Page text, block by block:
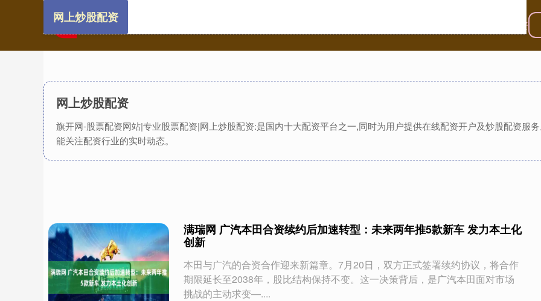
专业股票配资
网上炒股配资
旗开网-股票配资网站|专业股票配资|网上炒股配资:是国内十大配资平台之一,同时为用户提供在线配资开户及炒股配资服
能关注配资行业的实时动态。
网上炒股配资
满瑞网 广汽本田合资续约后加速转型：未来两年推5款新车 发力本土化
创新
本田与广汽的合资合作迎来新篇章。7月20日，双方正式签署续约协议，将合作
期限延长至2038年，股比结构保持不变。这一决策背后，是广汽本田面对市场
挑战的主动求变—....